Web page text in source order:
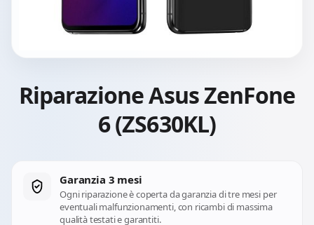
Riparazione Asus ZenFone
6 (ZS630KL)
Garanzia 3 mesi
Ogni riparazione è coperta da garanzia di tre mesi per
eventuali malfunzionamenti, con ricambi di massima
qualità testati e garantiti.